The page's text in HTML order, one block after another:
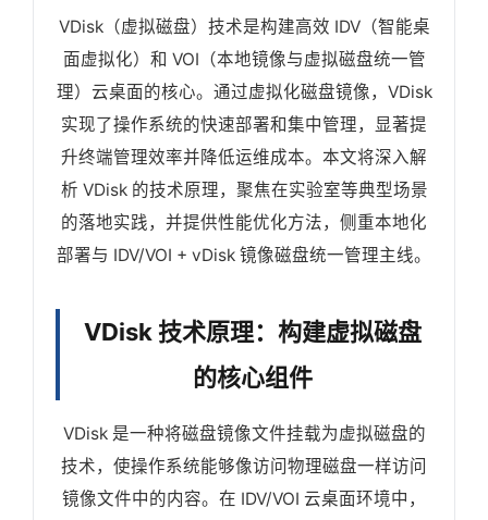
VDisk（虚拟磁盘）技术是构建高效 IDV（智能桌
面虚拟化）和 VOI（本地镜像与虚拟磁盘统一管
理）云桌面的核心。通过虚拟化磁盘镜像，VDisk
实现了操作系统的快速部署和集中管理，显著提
升终端管理效率并降低运维成本。本文将深入解
析 VDisk 的技术原理，聚焦在实验室等典型场景
的落地实践，并提供性能优化方法，侧重本地化
部署与 IDV/VOI + vDisk 镜像磁盘统一管理主线。
VDisk 技术原理：构建虚拟磁盘
的核心组件
VDisk 是一种将磁盘镜像文件挂载为虚拟磁盘的
技术，使操作系统能够像访问物理磁盘一样访问
镜像文件中的内容。在 IDV/VOI 云桌面环境中，